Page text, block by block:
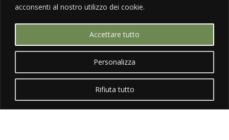
acconsenti al nostro utilizzo dei cookie.
Personalizza
Rifiuta tutto
Accettare tutto
GET IN TOUCH
 